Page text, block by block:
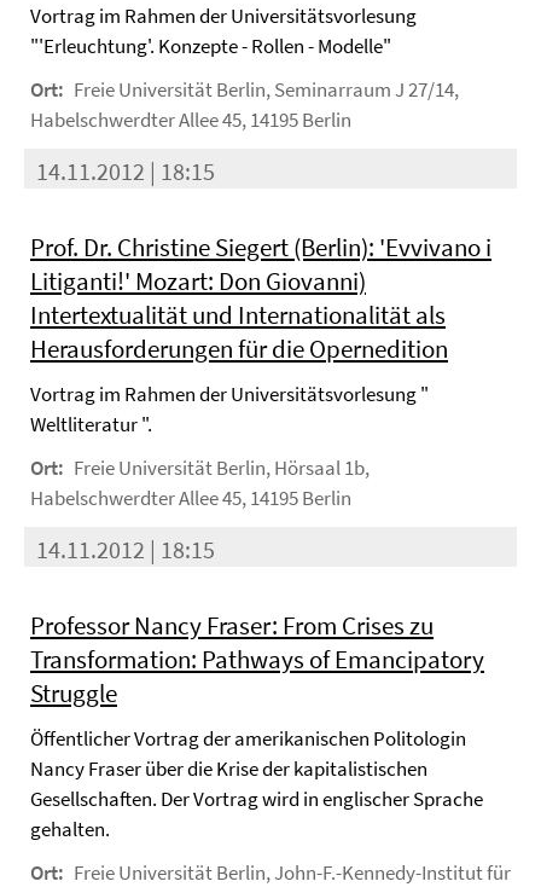
Vortrag im Rahmen der Universitätsvorlesung
"'Erleuchtung'. Konzepte - Rollen - Modelle"
Ort: Freie Universität Berlin, Seminarraum J 27/14,
Habelschwerdter Allee 45, 14195 Berlin
14.11.2012 | 18:15
Prof. Dr. Christine Siegert (Berlin): 'Evvivano i
Litiganti!' Mozart: Don Giovanni)
Intertextualität und Internationalität als
Herausforderungen für die Opernedition
Vortrag im Rahmen der Universitätsvorlesung "
Weltliteratur ".
Ort: Freie Universität Berlin, Hörsaal 1b,
Habelschwerdter Allee 45, 14195 Berlin
14.11.2012 | 18:15
Professor Nancy Fraser: From Crises zu
Transformation: Pathways of Emancipatory
Struggle
Öffentlicher Vortrag der amerikanischen Politologin
Nancy Fraser über die Krise der kapitalistischen
Gesellschaften. Der Vortrag wird in englischer Sprache
gehalten.
Ort: Freie Universität Berlin, John-F.-Kennedy-Institut für